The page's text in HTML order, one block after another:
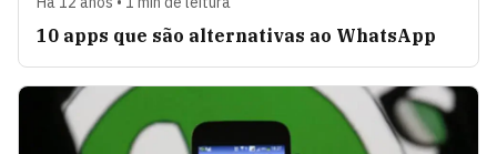
10 apps que são alternativas ao WhatsApp